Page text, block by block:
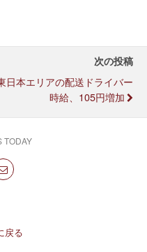
次の投稿
日本エリアの配送ドライバー
時給、105円増加
TODAY
戻る